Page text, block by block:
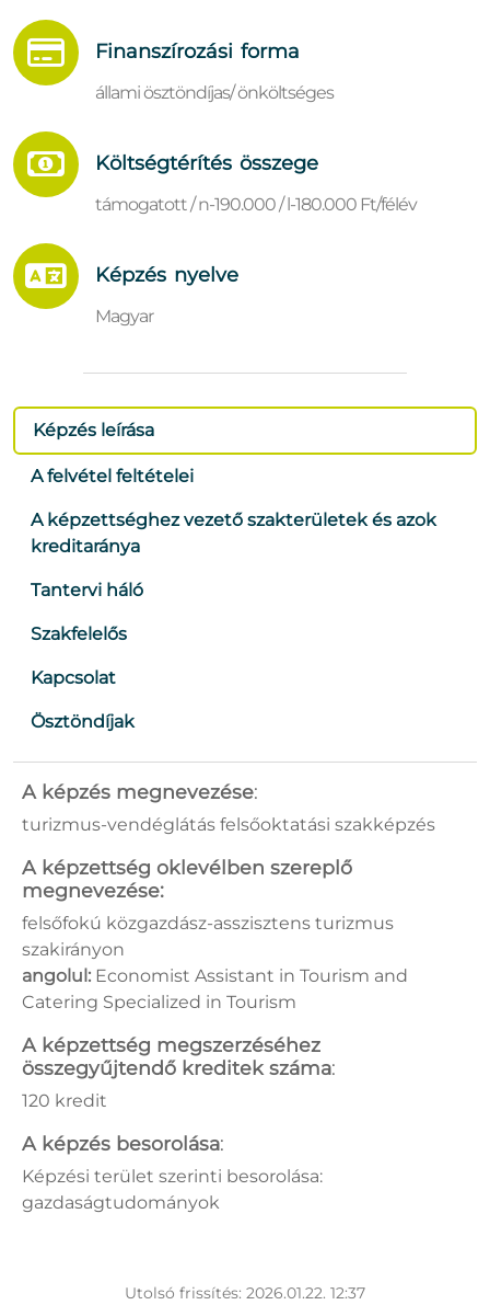
Finanszírozási forma
állami ösztöndíjas/ önköltséges
Költségtérítés összege
támogatott / n-190.000 / l-180.000 Ft/félév
Képzés nyelve
Magyar
Képzés leírása
A felvétel feltételei
A képzettséghez vezető szakterületek és azok
kreditaránya
Tantervi háló
Szakfelelős
Kapcsolat
Ösztöndíjak
A képzés megnevezése:
turizmus-vendéglátás felsőoktatási szakképzés
A képzettség oklevélben szereplő
megnevezése:
felsőfokú közgazdász-asszisztens turizmus
szakirányon
angolul: Economist Assistant in Tourism and
Catering Specialized in Tourism
A képzettség megszerzéséhez
összegyűjtendő kreditek száma:
120 kredit
A képzés besorolása:
Képzési terület szerinti besorolása:
gazdaságtudományok
Utolsó frissítés: 2026.01.22. 12:37